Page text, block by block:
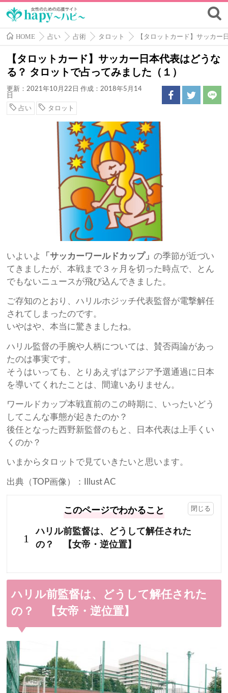
HOME 占い 占術 タロット 【タロットカード】サッカ
【タロットカード】サッカー日本代表はどうな
る？ タロットで占ってみました（１）
更新：2021年10月22日 作成：2018年5月14
日
占い
タロット
いよいよ 「サッカーワールドカップ」の季節が近づい
てきましたが、本戦まで３ヶ月を切った時点で、とん
でもないニュースが飛び込んできました。
ご存知のとおり、ハリルホジッチ代表監督が電撃解任
されてしまったのです。
いやはや、本当に驚きましたね。
ハリル監督の手腕や人柄については、賛否両論があっ
たのは事実です。
そうはいっても、とりあえずはアジア予選通過に日本
を導いてくれたことは、間違いありません。
ワールドカップ本戦直前のこの時期に、いったいどう
してこんな事態が起きたのか？
後任となった西野新監督のもと、日本代表は上手くい
くのか？
いまからタロットで見ていきたいと思います。
出典（TOP画像）：Illust AC
このページでわかること
1
ハリル前監督は、どうして解任された
の？ 【女帝・逆位置】
ハリル前監督は、どうして解任された
の？ 【女帝・逆位置】